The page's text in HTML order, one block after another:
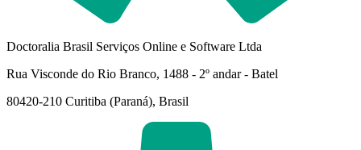
Doctoralia Brasil Serviços Online e Software Ltda
Rua Visconde do Rio Branco, 1488 - 2º andar - Batel
80420-210 Curitiba (Paraná), Brasil